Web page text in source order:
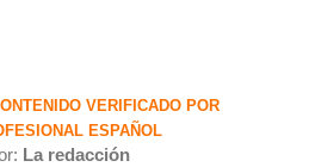
VERIFICADO POR
ESPAÑOL
La redacción